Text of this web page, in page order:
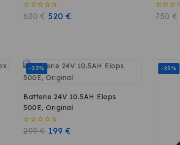
0
sur
620€ 520€
0
sur
750€
-33%
Batterie 24V 10.5AH Elops
500E, Original
0
299€ 199€
-25%